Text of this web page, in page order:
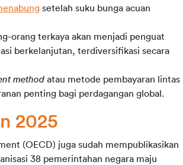
setelah suku bunga acuan
orang terkaya akan menjadi penguat
berkelanjutan, terdiversifikasi secara
method atau metode pembayaran lintas
penting bagi perdagangan global.
2025
38 pemerintahan negara maju